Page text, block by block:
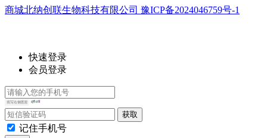
商城北纳创联生物科技有限公司 豫ICP备2024046759号-1
快速登录
会员登录
记住手机号